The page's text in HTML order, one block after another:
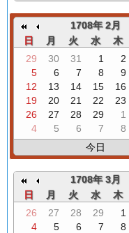
1708年 2月
日
月 火 水 木
29
30 31 1 2
5
6 7 8 9
12
13 14 15 16
19
20 21 22 23
26
27 28 29 1
4
5 6 7 8
今日
1708年 3月
日
月 火 水 木
26
27 28 29 1
4
5 6 7 8